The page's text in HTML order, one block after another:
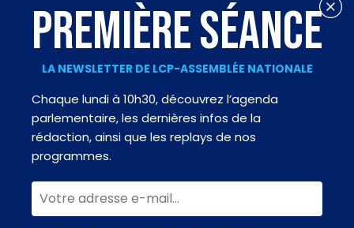
PREMIÈRE SÉANCE
LA NEWSLETTER DE LCP-ASSEMBLÉE NATIONALE
Chaque lundi à 10h30, découvrez l’agenda
parlementaire, les dernières infos de la
rédaction, ainsi que les replays de nos
programmes.